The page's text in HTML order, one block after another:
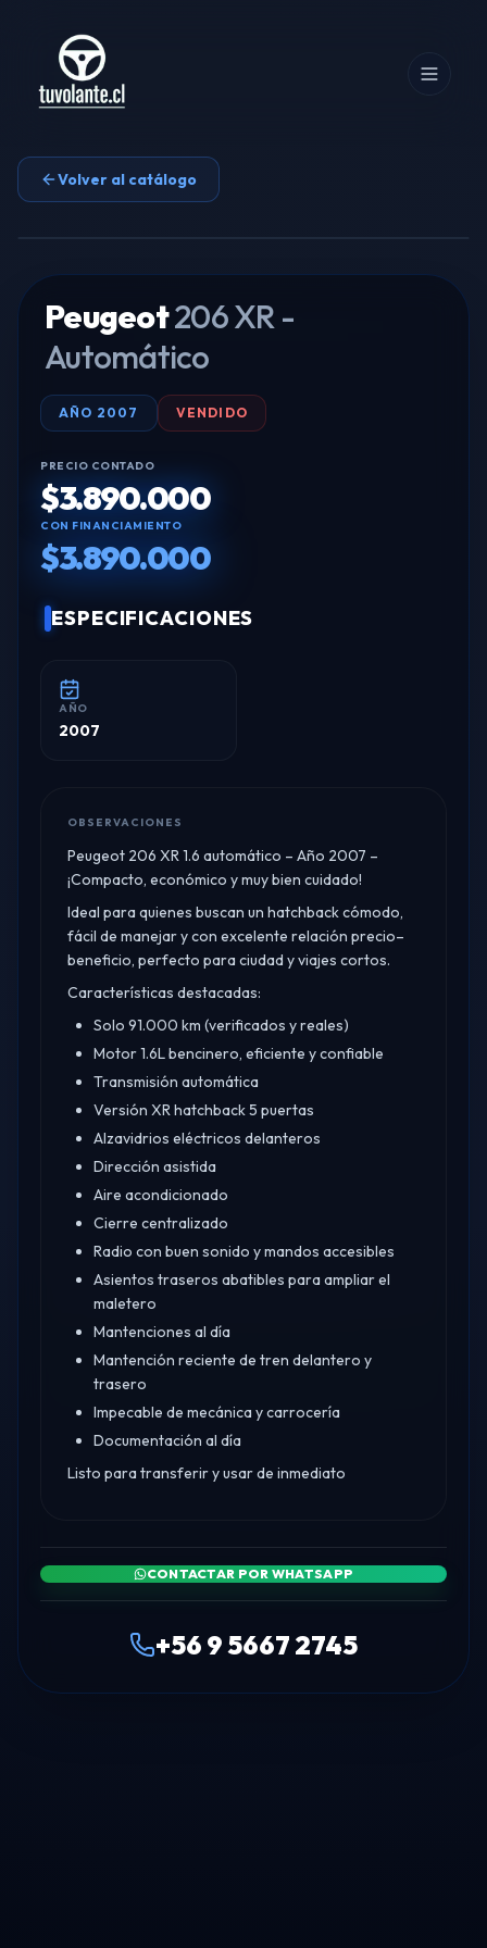
Volver al catálogo
Peugeot206 XR -
Automático
AÑO 2007 VENDIDO
PRECIO CONTADO
$3.890.000
CON FINANCIAMIENTO
$3.890.000
ESPECIFICACIONES
AÑO
2007
OBSERVACIONES
Peugeot 206 XR 1.6 automático – Año 2007 –
¡Compacto, económico y muy bien cuidado!​
Ideal para quienes buscan un hatchback cómodo,
fácil de manejar y con excelente relación precio–
beneficio, perfecto para ciudad y viajes cortos.
Características destacadas:
Solo 91.000 km (verificados y reales)
Motor 1.6L bencinero, eficiente y confiable
Transmisión automática
Versión XR hatchback 5 puertas
Alzavidrios eléctricos delanteros
Dirección asistida
Aire acondicionado
Cierre centralizado
Radio con buen sonido y mandos accesibles
Asientos traseros abatibles para ampliar el
maletero
Mantenciones al día
Mantención reciente de tren delantero y
trasero
Impecable de mecánica y carrocería
Documentación al día
Listo para transferir y usar de inmediato
CONTACTAR POR WHATSAPP
+56 9 5667 2745